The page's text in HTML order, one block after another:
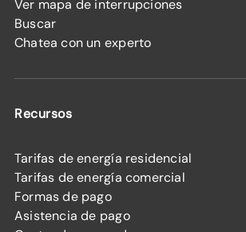
Ver mapa de interrupciones
Buscar
Chatea con un experto
Recursos
Tarifas de energía residencial
Tarifas de energía comercial
Formas de pago
Asistencia de pago